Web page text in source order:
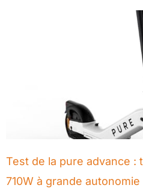
Test de la pure advance :
710W à grande autonomie